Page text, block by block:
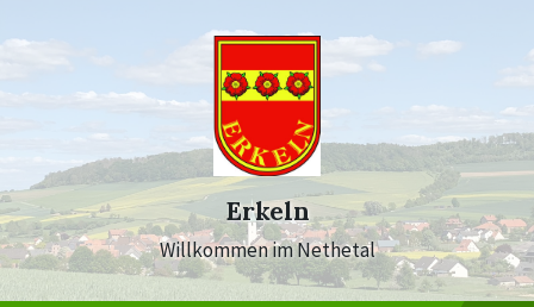
Erkeln
Willkommen im Nethetal